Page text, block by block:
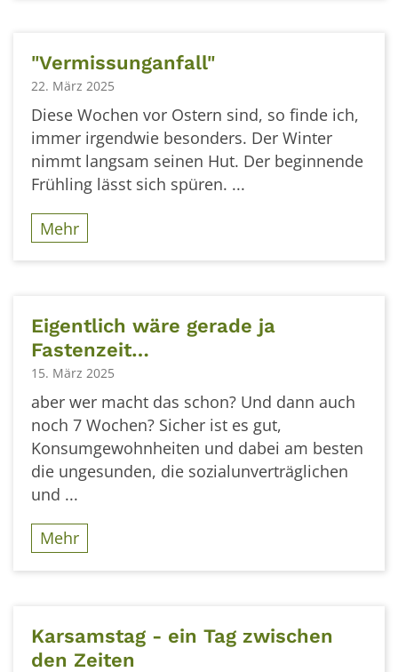
"Vermissunganfall"
22. März 2025
Diese Wochen vor Ostern sind, so finde ich,
immer irgendwie besonders. Der Winter
nimmt langsam seinen Hut. Der beginnende
Frühling lässt sich spüren. ...
Mehr
Eigentlich wäre gerade ja
Fastenzeit…
15. März 2025
aber wer macht das schon? Und dann auch
noch 7 Wochen? Sicher ist es gut,
Konsumgewohnheiten und dabei am besten
die ungesunden, die sozialunverträglichen
und ...
Mehr
Karsamstag - ein Tag zwischen
den Zeiten